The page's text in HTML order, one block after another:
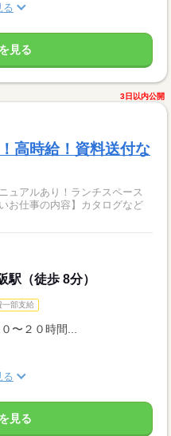
る
見る
3日以内公開
高時給！資料送付な
アルあり！ランチスペース
仕事の内容】カタログなど
駅（徒歩 8分）
一部支給
〜２０時間...
る
見る